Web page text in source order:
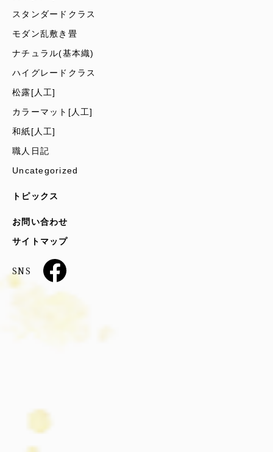
スタンダードクラス
モダン乱敷き畳
ナチュラル(基本織)
ハイグレードクラス
松露[人工]
カラーマット[人工]
和紙[人工]
職人日記
Uncategorized
トピックス
お問い合わせ
サイトマップ
SNS